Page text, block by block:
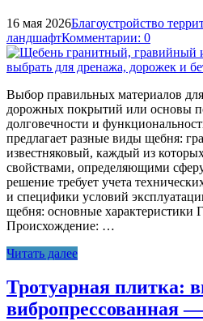
16 мая 2026Благоустройство
ландшафтКомментарии: 0
Выбор правильных материалов
дорожных покрытий или основы
долговечности и
предлагает разные виды щебня:
известняковый, каждый из
свойствами, определяющими
решение требует учета
и специфики условий
щебня: основные характеристики
Происхождение: …
Читать далее
Тротуарная плитка:
вибропрессованная